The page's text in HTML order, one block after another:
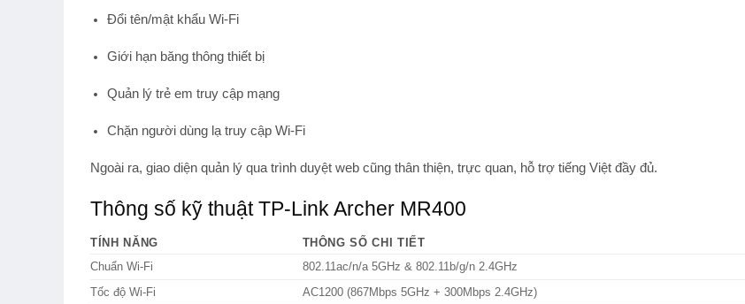
Đổi tên/mật khẩu Wi-Fi
Giới hạn băng thông thiết bị
Quản lý trẻ em truy cập mạng
Chặn người dùng lạ truy cập Wi-Fi
Ngoài ra, giao diện quản lý qua trình duyệt web cũng thân thiện, trực quan, hỗ trợ tiếng Việt đầy đủ.
Thông số kỹ thuật TP-Link Archer MR400
TÍNH NĂNG
THÔNG SỐ CHI TIẾT
Chuẩn Wi-Fi
802.11ac/n/a 5GHz & 802.11b/g/n 2.4GHz
Tốc độ Wi-Fi
AC1200 (867Mbps 5GHz + 300Mbps 2.4GHz)